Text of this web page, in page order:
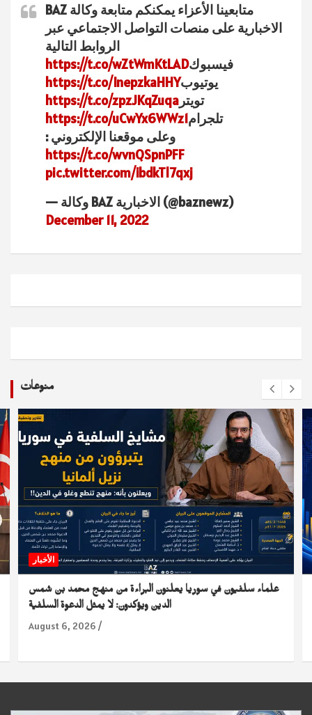
متابعينا الأعزاء يمكنكم متابعة وكالة BAZ
الاخبارية على منصات التواصل الاجتماعي عبر
الروابط التالية
فيسبوكhttps://t.co/wZtWmKtLAD
يوتيوبhttps://t.co/InepzkaHHY
تويتر https://t.co/zpzJKqZuqa
تلجرامhttps://t.co/uCwYx6WWz1
وعلى موقعنا الإلكتروني :
https://t.co/wvnQSpnPFF
pic.twitter.com/ibdkTl7qxj
— وكالة BAZ الاخبارية (@baznewz)
December 11, 2022
منوعات
الأخبار
علماء سلفيون في سوريا يعلنون البراءة من منهج محمد بن شمس
الدين ويؤكدون: لا يمثل الدعوة السلفية
August 6, 2026